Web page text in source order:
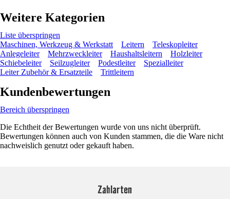
Weitere Kategorien
Liste überspringen
Maschinen, Werkzeug & Werkstatt
Leitern
Teleskopleiter
Anlegeleiter
Mehrzweckleiter Haushaltsleitern
Holzleiter
Schiebeleiter
Seilzugleiter Podestleiter
Spezialleiter
Leiter Zubehör & Ersatzteile
Trittleitern
Kundenbewertungen
Bereich überspringen
Die Echtheit der Bewertungen wurde von uns nicht überprüft.
Bewertungen können auch von Kunden stammen, die die Ware nicht
nachweislich genutzt oder gekauft haben.
Zahlarten